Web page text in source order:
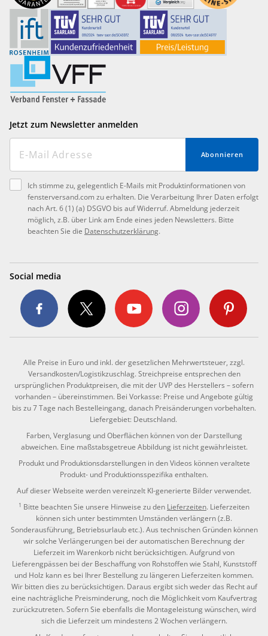
Jetzt zum Newsletter anmelden
Abonnieren
Ich stimme zu, gelegentlich E-Mails mit Produktinformationen von
fensterversand.com zu erhalten. Die Verarbeitung Ihrer Daten erfolgt
nach Art. 6 (1) (a) DSGVO bis auf Widerruf. Abmeldung jederzeit
möglich, z.B. über Link am Ende eines jeden Newsletters. Bitte
beachten Sie die Datenschutzerklärung.
Social media
Alle Preise in Euro und inkl. der gesetzlichen Mehrwertsteuer, zzgl.
Versandkosten/Logistikzuschlag. Streichpreise entsprechen den
ursprünglichen Produktpreisen, die mit der UVP des Herstellers – sofern
vorhanden – übereinstimmen. Bei Vorkasse: Preise und Angebote gültig
bis zu 7 Tage nach Bestelleingang, danach Preisänderungen vorbehalten.
Liefergebiet: Deutschland.
Farben, Verglasung und Oberflächen können von der Darstellung
abweichen. Eine maßstabsgetreue Abbildung ist nicht gewährleistet.
Produkt und Produktionsdarstellungen in den Videos können veraltete
Produkt- und Produktionsspezifika enthalten.
Auf dieser Webseite werden vereinzelt KI-generierte Bilder verwendet.
1 Bitte beachten Sie unsere Hinweise zu den Lieferzeiten. Lieferzeiten
können sich unter bestimmten Umständen verlängern (z.B.
Sonderausführung, Betriebsurlaub etc.). Aus technischen Gründen können
wir solche Verlängerungen bei der automatischen Berechnung der
Lieferzeit im Warenkorb nicht berücksichtigen. Aufgrund von
Lieferengpässen bei der Beschaffung von Rohstoffen wie Stahl, Kunststoff
und Holz kann es bei Ihrer Bestellung zu längeren Lieferzeiten kommen.
Wir bitten dies zu berücksichtigen. Daraus ergibt sich weder das Recht auf
eine nachträgliche Preisminderung, noch die Möglichkeit vom Kaufvertrag
zurückzutreten. Sofern Sie ebenfalls die Montageleistung wünschen, wird
sich die Lieferzeit um mindestens 2 Wochen verlängern.